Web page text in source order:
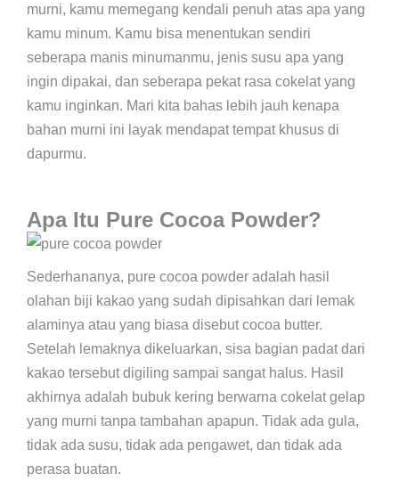
murni, kamu memegang kendali penuh atas apa yang
kamu minum. Kamu bisa menentukan sendiri
seberapa manis minumanmu, jenis susu apa yang
ingin dipakai, dan seberapa pekat rasa cokelat yang
kamu inginkan. Mari kita bahas lebih jauh kenapa
bahan murni ini layak mendapat tempat khusus di
dapurmu.
Apa Itu Pure Cocoa Powder?
Sederhananya, pure cocoa powder adalah hasil
olahan biji kakao yang sudah dipisahkan dari lemak
alaminya atau yang biasa disebut cocoa butter.
Setelah lemaknya dikeluarkan, sisa bagian padat dari
kakao tersebut digiling sampai sangat halus. Hasil
akhirnya adalah bubuk kering berwarna cokelat gelap
yang murni tanpa tambahan apapun. Tidak ada gula,
tidak ada susu, tidak ada pengawet, dan tidak ada
perasa buatan.